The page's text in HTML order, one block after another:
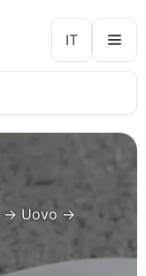
IT
→ Uovo →